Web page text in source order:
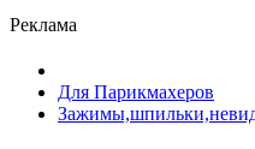
Реклама
Для Парикмахеров